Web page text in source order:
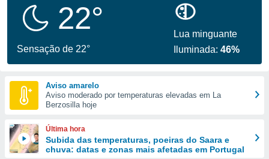
fornecidas
a este
das
e
forma
digital
22°
Sensação de 22°
Lua minguante
Iluminada:46%
Aviso amarelo
Aviso moderado por temperaturas elevadas em La
Berzosilla hoje
Última hora
Subida das temperaturas, poeiras do Saara e
chuva: datas e zonas mais afetadas em Portugal